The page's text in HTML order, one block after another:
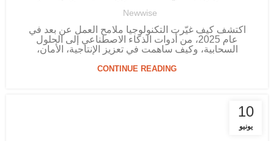
Newwise
اكتشف كيف غيّرت التكنولوجيا ملامح العمل عن بعد في
عام 2025، من أدوات الذكاء الاصطناعي إلى الحلول
السحابية، وكيف ساهمت في تعزيز الإنتاجية، الأمان،
CONTINUE READING
10
يونيو